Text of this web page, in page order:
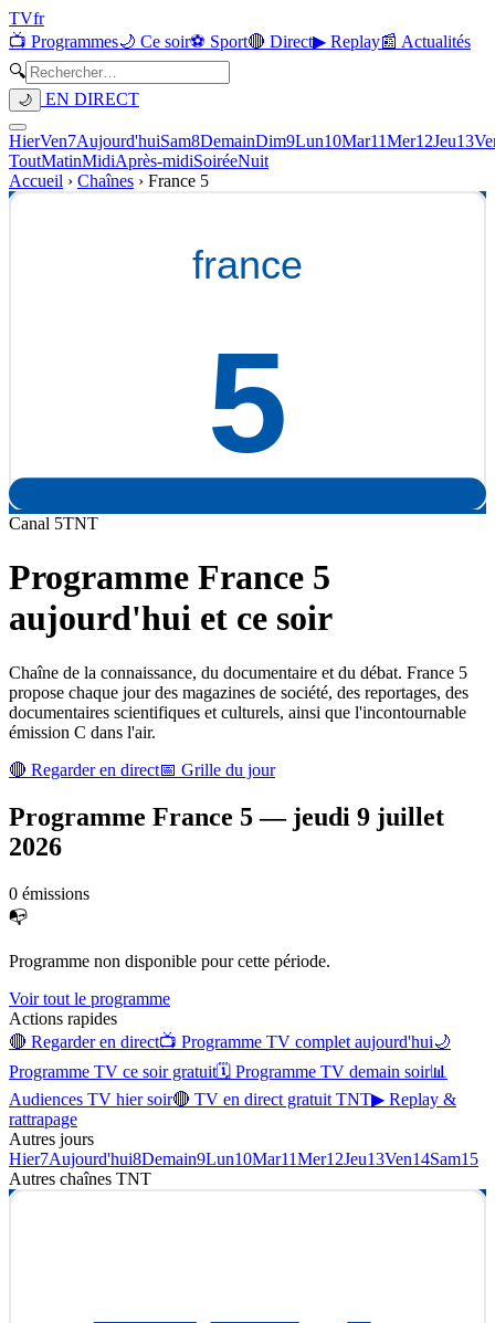
TVfr
📺 Programmes🌙 Ce soir⚽ Sport🔴 Direct▶ Replay📰 Actualités
🔍
🌙 EN DIRECT
HierVen7Aujourd'huiSam8DemainDim9Lun10Mar11Mer12Jeu13
ToutMatinMidiAprès-midiSoiréeNuit
Accueil › Chaînes › France 5
Canal 5TNT
Programme France 5
aujourd'hui et ce soir
Chaîne de la connaissance, du documentaire et du débat. France 5
propose chaque jour des magazines de société, des reportages, des
documentaires scientifiques et culturels, ainsi que l'incontournable
émission C dans l'air.
🔴 Regarder en direct📅 Grille du jour
Programme France 5— jeudi 9 juillet
2026
0 émissions
📭
Programme non disponible pour cette période.
Voir tout le programme
Actions rapides
🔴 Regarder en direct📺 Programme TV complet aujourd'hui🌙
Programme TV ce soir gratuit🗓 Programme TV demain soir📊
Audiences TV hier soir🔴 TV en direct gratuit TNT▶ Replay &
rattrapage
Autres jours
Hier7Aujourd'hui8Demain9Lun10Mar11Mer12Jeu13Ven14Sam15
Autres chaînes TNT